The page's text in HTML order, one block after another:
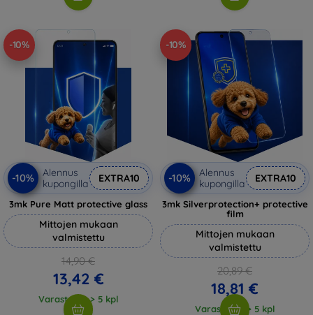
-10%
-10%
Alennus
kupongilla
EXTRA10
3mk Pure Matt protective glass
Mittojen mukaan
valmistettu
14,90 €
13,42 €
Varastossa > 5 kpl
-10%
-10%
Alennus
kupongilla
EXTRA10
3mk Silverprotection+ protective
film
Mittojen mukaan
valmistettu
20,89 €
18,81 €
Varastossa > 5 kpl